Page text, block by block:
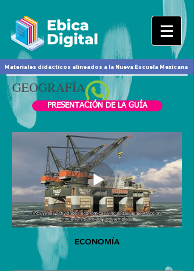
Materiales didácticos alineados a la Nueva Escuela Mexicana
GEOGRAFÍA
PRESENTACIÓN DE LA GUÍA
ECONOMÍA